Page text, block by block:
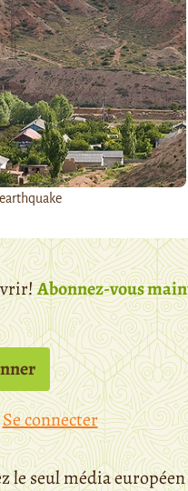
Abonnez-vous
Se connecter
le seul média